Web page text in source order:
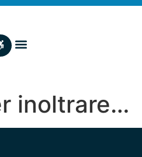
inoltrare…